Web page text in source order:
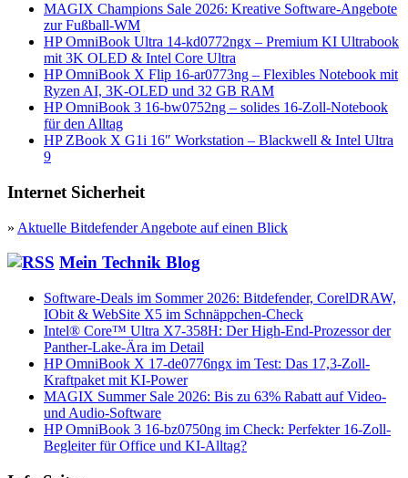
MAGIX Champions Sale 2026: Kreative Software-Angebote
zur Fußball-WM
HP OmniBook Ultra 14-kd0772ngx – Premium KI Ultrabook
mit 3K OLED & Intel Core Ultra
HP OmniBook X Flip 16-ar0773ng – Flexibles Notebook mit
Ryzen AI, 3K-OLED und 32 GB RAM
HP OmniBook 3 16-bw0752ng – solides 16-Zoll-Notebook
für den Alltag
HP ZBook X G1i 16″ Workstation – Blackwell & Intel Ultra
9
Internet Sicherheit
» Aktuelle Bitdefender Angebote auf einen Blick
Mein Technik Blog
Software-Deals im Sommer 2026: Bitdefender, CorelDRAW,
IObit & WebSite X5 im Schnäppchen-Check
Intel® Core™ Ultra X7-358H: Der High-End-Prozessor der
Panther-Lake-Ära im Detail
HP OmniBook X 17-de0776ngx im Test: Das 17,3-Zoll-
Kraftpaket mit KI-Power
MAGIX Summer Sale 2026: Bis zu 63% Rabatt auf Video-
und Audio-Software
HP OmniBook 3 16-bz0750ng im Check: Perfekter 16-Zoll-
Begleiter für Office und KI-Alltag?